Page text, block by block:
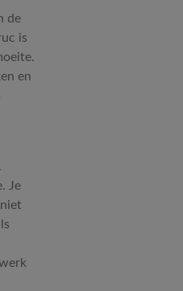
de
is
en
Je